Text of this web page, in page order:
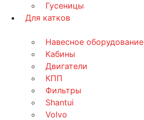
Гусеницы
Для катков
Навесное оборудование
Кабины
Двигатели
КПП
Фильтры
Shantui
Volvo